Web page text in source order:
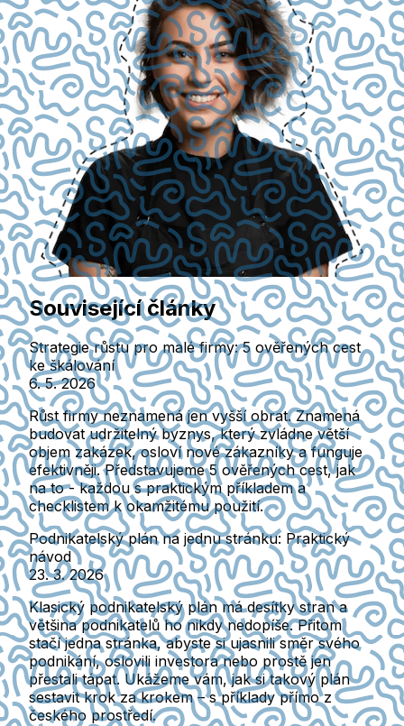
Související články
Strategie růstu pro malé firmy: 5 ověřených cest
ke škálování
6. 5. 2026
Růst firmy neznamená jen vyšší obrat. Znamená
budovat udržitelný byznys, který zvládne větší
objem zakázek, osloví nové zákazníky a funguje
efektivněji. Představujeme 5 ověřených cest, jak
na to - každou s praktickým příkladem a
checklistem k okamžitému použití.
Podnikatelský plán na jednu stránku: Praktický
návod
23. 3. 2026
Klasický podnikatelský plán má desítky stran a
většina podnikatelů ho nikdy nedopíše. Přitom
stačí jedna stránka, abyste si ujasnili směr svého
podnikání, oslovili investora nebo prostě jen
přestali tápat. Ukážeme vám, jak si takový plán
sestavit krok za krokem – s příklady přímo z
českého prostředí.